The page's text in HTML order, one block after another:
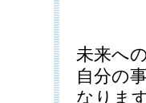
未来へ
自分の
なります